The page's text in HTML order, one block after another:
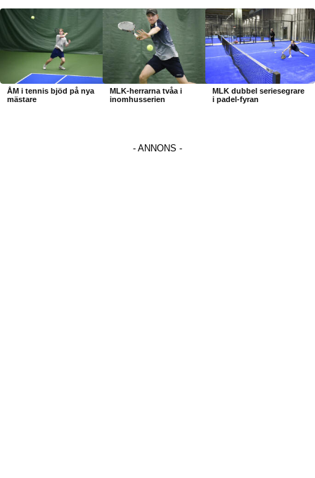
ÅM i tennis bjöd på nya
mästare
MLK-herrarna tvåa i
inomhusserien
MLK dubbel seriesegrare
i padel-fyran